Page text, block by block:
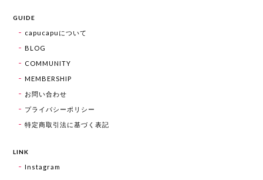
GUIDE
capucapuについて
BLOG
COMMUNITY
MEMBERSHIP
お問い合わせ
プライバシーポリシー
特定商取引法に基づく表記
LINK
Instagram